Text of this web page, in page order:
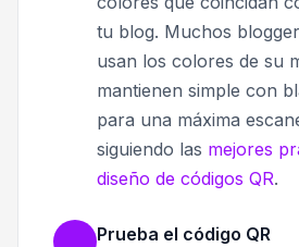
tu blog. Muchos
usan los colores de su
mantienen simple con
para una máxima
siguiendo las mejores
diseño de códigos QR.
Prueba el código QR